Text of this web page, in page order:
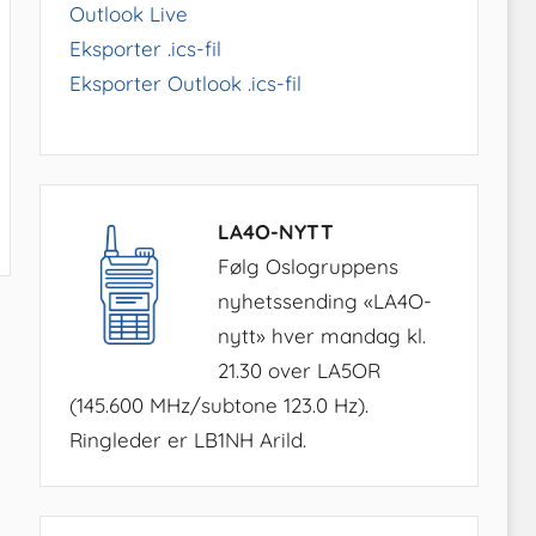
Outlook Live
Eksporter .ics-fil
Eksporter Outlook .ics-fil
LA4O-NYTT
Følg Oslogruppens
nyhetssending «LA4O-
nytt» hver mandag kl.
21.30 over LA5OR
(145.600 MHz/subtone 123.0 Hz).
Ringleder er LB1NH Arild.